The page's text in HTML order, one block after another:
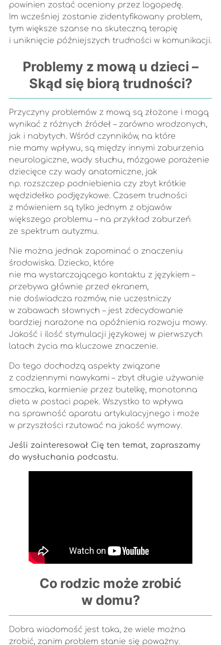
powinien zostać oceniony przez logopedę.
Im wcześniej zostanie zidentyfikowany problem,
tym większe szanse na skuteczną terapię
i uniknięcie późniejszych trudności w komunikacji.
Problemy z mową u dzieci –
Skąd się biorą trudności?
Przyczyny problemów z mową są złożone i mogą
wynikać z różnych źródeł – zarówno wrodzonych,
jak i nabytych. Wśród czynników, na które
nie mamy wpływu, są między innymi zaburzenia
neurologiczne, wady słuchu, mózgowe porażenie
dziecięce czy wady anatomiczne, jak
np. rozszczep podniebienia czy zbyt krótkie
wędzidełko podjęzykowe. Czasem trudności
z mówieniem są tylko jednym z objawów
większego problemu – na przykład zaburzeń
ze spektrum autyzmu.
Nie można jednak zapominać o znaczeniu
środowiska. Dziecko, które
nie ma wystarczającego kontaktu z językiem –
przebywa głównie przed ekranem,
nie doświadcza rozmów, nie uczestniczy
w zabawach słownych – jest zdecydowanie
bardziej narażone na opóźnienia rozwoju mowy.
Jakość i ilość stymulacji językowej w pierwszych
latach życia ma kluczowe znaczenie.
Do tego dochodzą aspekty związane
z codziennymi nawykami – zbyt długie używanie
smoczka, karmienie przez butelkę, monotonna
dieta w postaci papek. Wszystko to wpływa
na sprawność aparatu artykulacyjnego i może
w przyszłości rzutować na jakość wymowy.
Jeśli zainteresował Cię ten temat, zapraszamy
do wysłuchania podcastu.
Co rodzic może zrobić
w domu?
Dobra wiadomość jest taka, że wiele można
zrobić, zanim problem stanie się poważny.